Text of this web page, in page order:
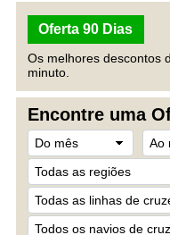
Oferta 90 Dias
Os melhores descontos
minuto.
Encontre uma